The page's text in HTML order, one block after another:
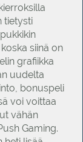
tietysti
siinä on
grafiikka
uudelta
bonuspeli
voi voittaa
vähän
Gaming.